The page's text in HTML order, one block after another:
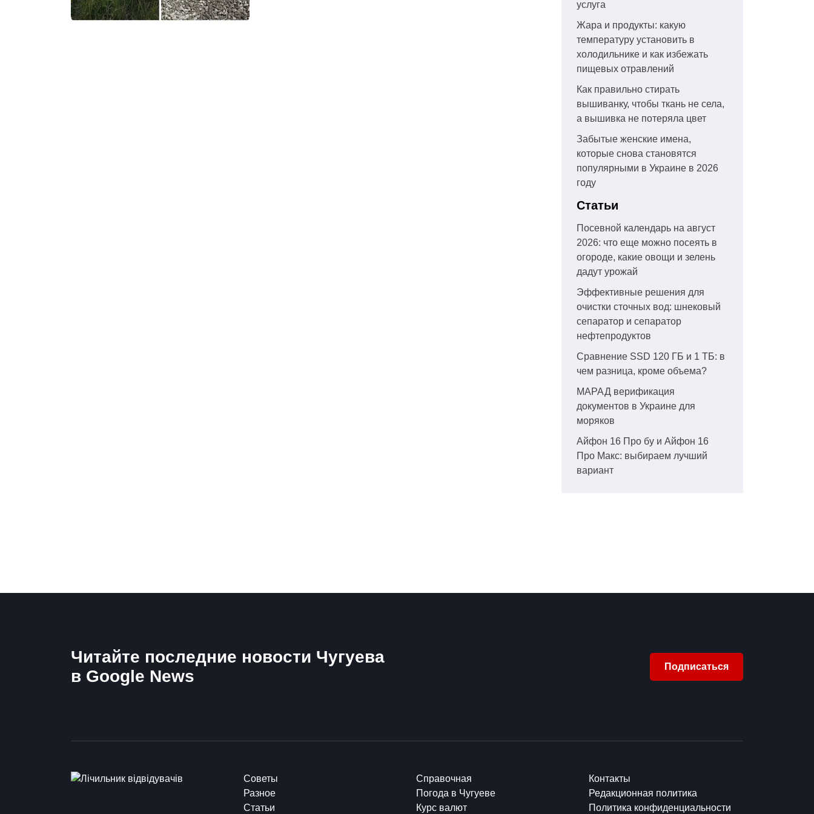
услуга
Жара и продукты: какую
температуру установить в
холодильнике и как избежать
пищевых отравлений
Как правильно стирать
вышиванку, чтобы ткань не села,
а вышивка не потеряла цвет
Забытые женские имена,
которые снова становятся
популярными в Украине в 2026
году
Статьи
Посевной календарь на август
2026: что еще можно посеять в
огороде, какие овощи и зелень
дадут урожай
Эффективные решения для
очистки сточных вод: шнековый
сепаратор и сепаратор
нефтепродуктов
Сравнение SSD 120 ГБ и 1 ТБ: в
чем разница, кроме объема?
МАРАД верификация
документов в Украине для
моряков
Айфон 16 Про бу и Айфон 16
Про Макс: выбираем лучший
вариант
Читайте последние новости Чугуева
в Google News
Подписаться
Советы
Разное
Статьи
Справочная
Погода в Чугуеве
Курс валют
Контакты
Редакционная политика
Политика конфиденциальности